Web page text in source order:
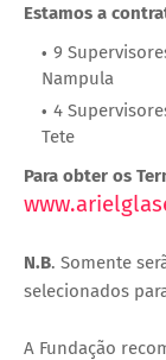
Estamos a
9
Nampula
4
Tete
Para obter os
N.B. Somente
selecionados
A Fundação